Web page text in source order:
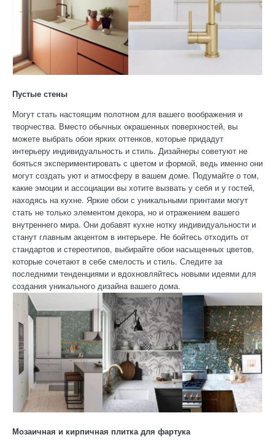
Пустые стены
Могут стать настоящим полотном для вашего воображения и
творчества. Вместо обычных окрашенных поверхностей, вы
можете выбрать обои ярких оттенков, которые придадут
интерьеру индивидуальность и стиль. Дизайнеры советуют не
бояться экспериментировать с цветом и формой, ведь именно они
могут создать уют и атмосферу в вашем доме. Подумайте о том,
какие эмоции и ассоциации вы хотите вызвать у себя и у гостей,
находясь на кухне. Яркие обои с уникальными принтами могут
стать не только элементом декора, но и отражением вашего
внутреннего мира. Они добавят кухне нотку индивидуальности и
станут главным акцентом в интерьере. Не бойтесь отходить от
стандартов и стереотипов, выбирайте обои насыщенных цветов,
которые сочетают в себе смелость и стиль. Следите за
последними тенденциями и вдохновляйтесь новыми идеями для
создания уникального дизайна вашего дома.
Мозаичная и кирпичная плитка для фартука